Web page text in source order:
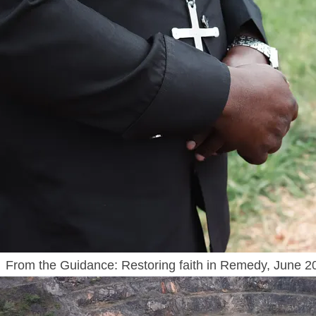
From the Guidance: Restoring faith in Remedy, June